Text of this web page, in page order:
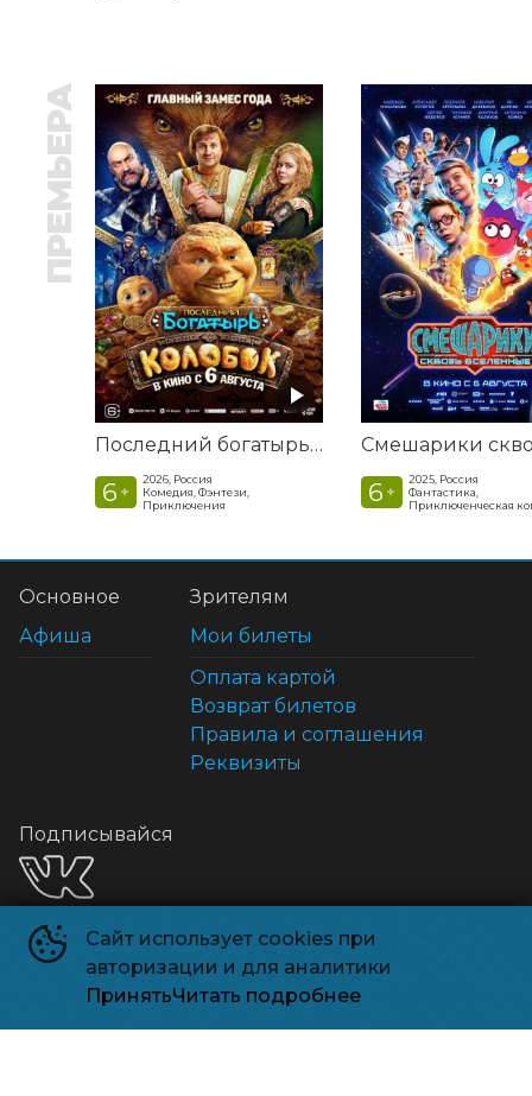
ПРЕМЬЕРА
Последний богатырь. Колобок
6 +
2026, Россия
Комедия, Фэнтези,
Приключения
6 +
2025, Россия
Фантастика,
Приключенческая
Сайт использует cookies при
авторизации и для аналитики
ПринятьЧитать подробнее
Основное
Афиша
Зрителям
Мои билеты
Оплата картой
Возврат билетов
Правила и соглашения
Реквизиты
Подписывайся
Способы оплаты